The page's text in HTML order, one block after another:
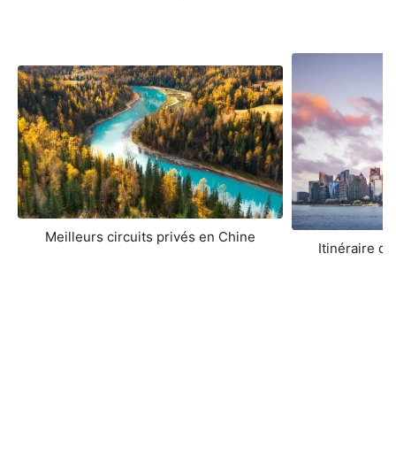
Meilleurs circuits privés en Chine
Itinéraire